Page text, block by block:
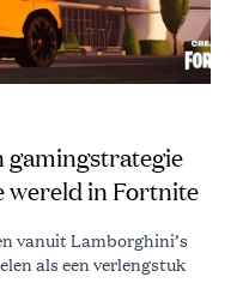
wereld in Fortnite
vanuit Lamborghini’s
als een verlengstuk